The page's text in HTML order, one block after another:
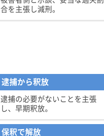
合を主張し減刑。
逮捕から釈放
逮捕の必要がないことを主張
し、早期釈放。
保釈で解放